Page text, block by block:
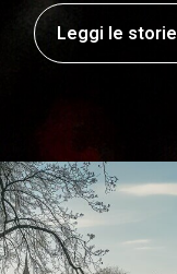
Leggi le storie